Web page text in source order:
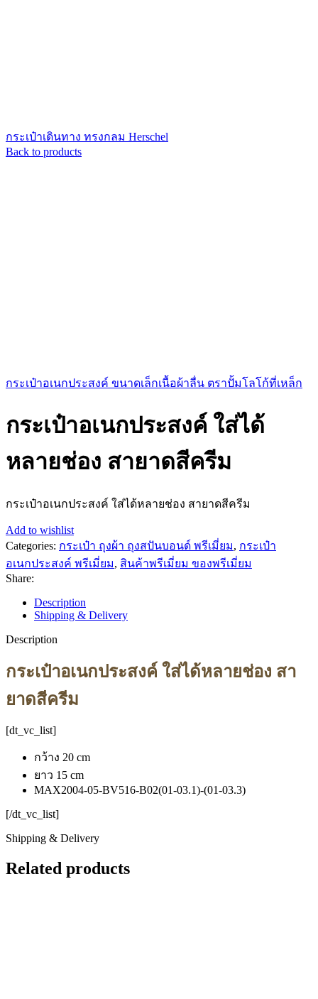
กระเป๋าเดินทาง ทรงกลม Herschel
Back to products
กระเป๋าอเนกประสงค์ ขนาดเล็กเนื้อผ้าลื่น ตราปั้มโลโก้ที่เหล็ก
กระเป๋าอเนกประสงค์ ใส่ได้
หลายช่อง สายาดสีครีม
กระเป๋าอเนกประสงค์ ใส่ได้หลายช่อง สายาดสีครีม
Add to wishlist
Categories: กระเป๋า ถุงผ้า ถุงสปันบอนด์ พรีเมี่ยม, กระเป๋า
อเนกประสงค์ พรีเมี่ยม, สินค้าพรีเมี่ยม ของพรีเมี่ยม
Share:
Description
Shipping & Delivery
Description
กระเป๋าอเนกประสงค์ ใส่ได้หลายช่อง สา
ยาดสีครีม
[dt_vc_list]
กว้าง 20 cm
ยาว 15 cm
MAX2004-05-BV516-B02(01-03.1)-(01-03.3)
[/dt_vc_list]
Shipping & Delivery
Related products